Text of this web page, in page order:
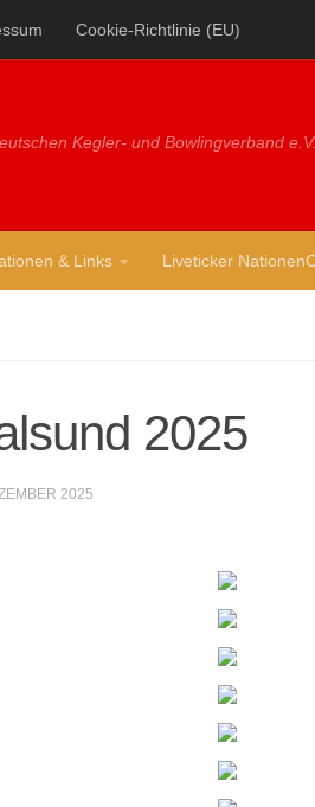
Cookie-Richtlinie (EU)
Kegler- und Bowlingverband e.V.
& Links Liveticker
2025
2025